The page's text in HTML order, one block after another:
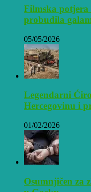
Filmska
probudila
05/05/2026
Legendarni
Hercegovinu i
01/02/2026
Osumnjičen za